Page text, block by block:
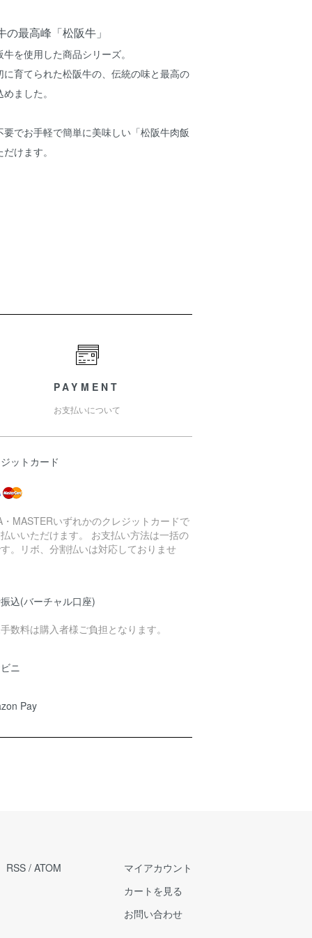
最高峰「松阪牛」
を使用した商品シリーズ。
に育てられた松阪牛の、伝統の味と最高の
ました。
でお手軽で簡単に美味しい「松阪牛肉飯
けます。
PAYMENT
お支払いについて
ットカード
・MASTERいずれかのクレジットカードで
いいただけます。 お支払い方法は一括の
。リボ、分割払いは対応しておりませ
込(バーチャル口座)
数料は購入者様ご負担となります。
ニ
Pay
RSS / ATOM
マイアカウント
カートを見る
お問い合わせ